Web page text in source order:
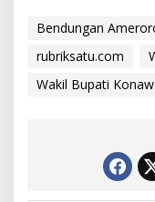
Bendungan
rubriksatu.com
Wakil Bupati